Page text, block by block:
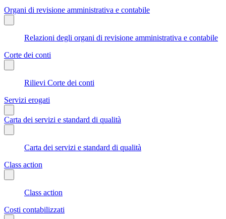
Organi di revisione amministrativa e contabile
Relazioni degli organi di revisione amministrativa e contabile
Corte dei conti
Rilievi Corte dei conti
Servizi erogati
Carta dei servizi e standard di qualità
Carta dei servizi e standard di qualità
Class action
Class action
Costi contabilizzati